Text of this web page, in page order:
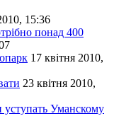
15:36
понад 400
17 квітня 2010,
23 квітня 2010,
Уманскому